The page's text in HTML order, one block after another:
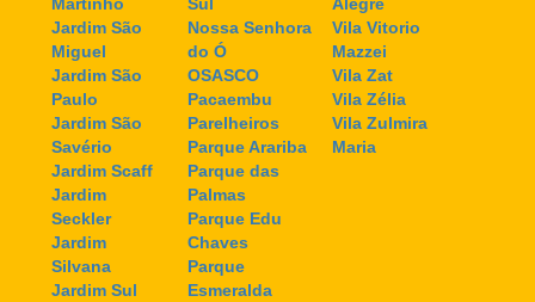
Jardim São
Miguel
Jardim São
Paulo
Jardim São
Savério
Jardim Scaff
Jardim
Seckler
Jardim
Silvana
Jardim Sul
Nossa Senhora
do Ó
OSASCO
Pacaembu
Parelheiros
Parque Arariba
Parque das
Palmas
Parque Edu
Chaves
Parque
Esmeralda
Vila Vitorio
Mazzei
Vila Zat
Vila Zélia
Vila Zulmira
Maria